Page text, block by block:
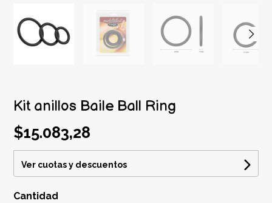
Kit anillos Baile Ball Ring
$15.083,28
Ver cuotas y descuentos
Cantidad